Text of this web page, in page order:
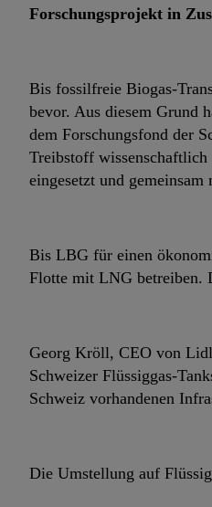
Forschungsprojekt in
Bis fossilfreie Biogas-
bevor. Aus diesem Grund
dem Forschungsfond der
Treibstoff wissenschaftlich
eingesetzt und
Bis LBG für einen
Flotte mit LNG betreiben.
Georg Kröll, CEO von
Schweizer Flüssiggas-
Schweiz vorhandenen
Die Umstellung auf